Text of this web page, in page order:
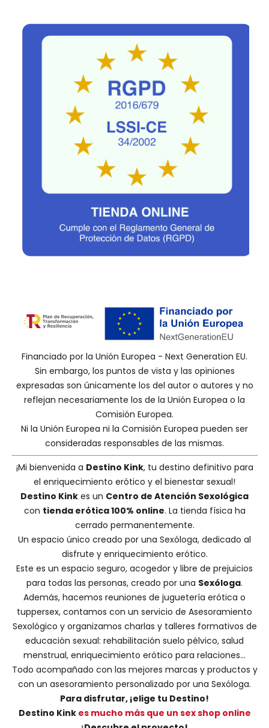
Financiado por la Unión Europea - Next Generation EU.
Sin embargo, los puntos de vista y las opiniones
expresadas son únicamente los del autor o autores y no
reflejan necesariamente los de la Unión Europea o la
Comisión Europea.
Ni la Unión Europea ni la Comisión Europea pueden ser
consideradas responsables de las mismas.
¡Mi bienvenida a Destino Kink, tu destino definitivo para
el enriquecimiento erótico y el bienestar sexual!
Destino Kink es un Centro de Atención Sexológica
con tienda erótica 100% online. La tienda física ha
cerrado permanentemente.
Un espacio único creado por una Sexóloga, dedicado al
disfrute y enriquecimiento erótico.
Este es un espacio seguro, acogedor y libre de prejuicios
para todas las personas, creado por una Sexóloga.
Además, hacemos reuniones de juguetería erótica o
tuppersex, contamos con un servicio de Asesoramiento
Sexológico y organizamos charlas y talleres formativos de
educación sexual: rehabilitación suelo pélvico, salud
menstrual, enriquecimiento erótico para relaciones...
Todo acompañado con las mejores marcas y productos y
con un asesoramiento personalizado por una Sexóloga.
Para disfrutar, ¡elige tu Destino!
Destino Kink es mucho más que un sex shop online